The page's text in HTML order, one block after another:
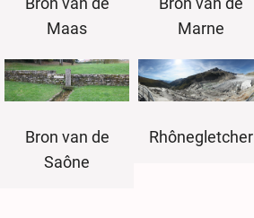
Bron van de
Maas
Bron van de
Marne
Bron van de
Saône
Rhônegletcher